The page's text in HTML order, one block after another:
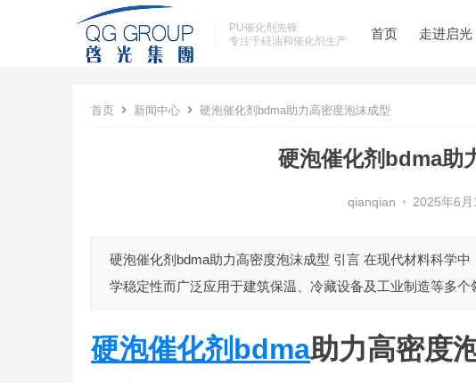
PU催化剂先锋
专注于硅油和催化剂生产
首页 走进启光
首页 新闻中心 硬泡催化剂bdma助力高密度泡沫成型
硬泡催化剂bdma助
qianqian • 2025年6月
硬泡催化剂bdma助力高密度泡沫成型 引言 在现代材料科学
学稳定性而广泛应用于建筑保温、冷藏设备及工业制造等多
硬泡催化剂bdma助力高密度